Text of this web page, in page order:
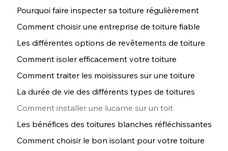
Pourquoi faire inspecter sa toiture régulièrement
Comment choisir une entreprise de toiture fiable
Les différentes options de revêtements de toiture
Comment isoler efficacement votre toiture
Comment traiter les moisissures sur une toiture
La durée de vie des différents types de toitures
Comment installer une lucarne sur un toit
Les bénéfices des toitures blanches réfléchissantes
Comment choisir le bon isolant pour votre toiture